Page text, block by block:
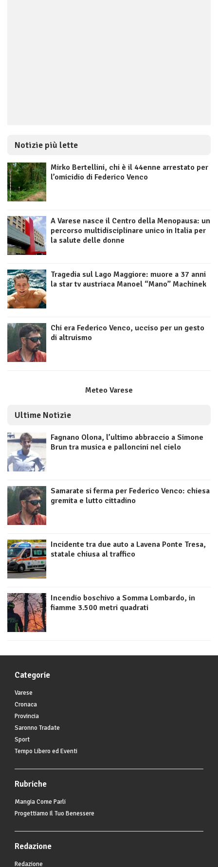
Notizie più lette
Mirko Bertellini, chi è il 44enne arrestato per
l’omicidio di Federico Venco
A Varese nasce il Centro della Menopausa: un
percorso multidisciplinare unico in Italia per
la salute delle donne
Tragedia sul Lago Maggiore: muore a 37 anni
la star tv austriaca Manoel “Mano” Machinek
Chi era Federico Venco, ucciso per un gesto
di altruismo
Meteo Varese
Ultime Notizie
Fagnano Olona, l’ultimo abbraccio a Simone
Brun tra musica e palloncini nel cielo
Samarate si ferma per Federico Venco: chiesa
gremita e lutto cittadino
Incidente tra due auto a Lavena Ponte Tresa,
statale chiusa al traffico
Incendio boschivo a Somma Lombardo, in
fiamme 3.500 metri quadrati
Categorie
Varese
Cronaca
Provincia
Saronno Tradate
Sport
Tempo Libero ed Eventi
Rubriche
Mangia Come Parli
Progettiamo Il Tuo Benessere
Redazione
Redazione